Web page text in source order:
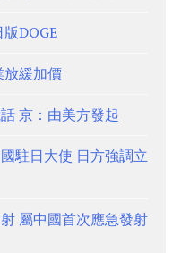
DOGE
放緩加價
京：由美方發起
駐日大使 日方強調立
屬中國首次應急發射